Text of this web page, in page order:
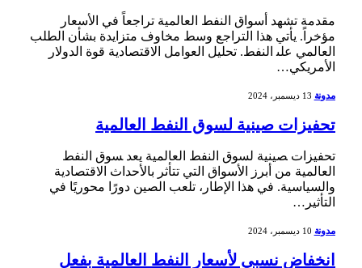
مقدمة تشهد أسواق⁢ النفط ⁢العالمية تراجعاً ​في الأسعار‌
مؤخراً. يأتي هذا التراجع وسط مخاوف متزايدة بشأن⁣ الطلب
العالمي ⁤على‍ النفط. تحليل العوامل⁣ الاقتصادية قوة ​الدولار
الأمريكي…
مدونة 13 ديسمبر، 2024
تحفيزات صينية لسوق النفط العالمية
تحفيزات ‍صينية لسوق ⁤النفط العالمية يعد ‍سوق النفط
العالمية من أبرز الأسواق التي تتأثر بالأحداث الاقتصادية⁤
والسياسية. في هذا⁢ الإطار، تلعب الصين دورًا محوريًا في
التأثير…
مدونة 10 ديسمبر، 2024
انخفاض نسبي لأسعار النفط العالمية بفعل